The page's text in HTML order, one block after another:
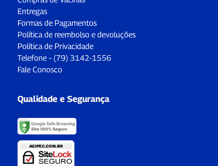
Entregas
Formas de Pagamentos
Política de reembolso e devoluções
Política de Privacidade
Telefone – (79) 3142-1556
Fale Conosco
Qualidade e Segurança